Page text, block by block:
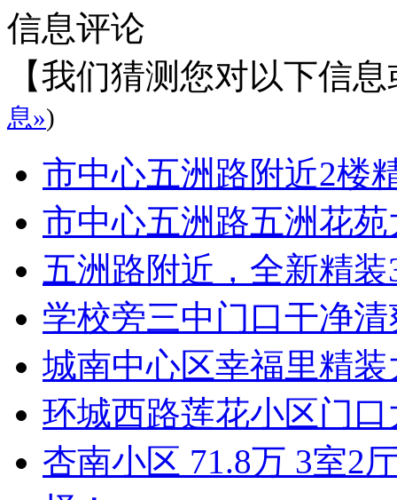
信息评论
【我们猜测您对以下信
息»)
市中心五洲路附近2楼
市中心五洲路五洲花
五洲路附近，全新精
学校旁三中门口干净
城南中心区幸福里精
环城西路莲花小区门
杏南小区 71.8万 3室2